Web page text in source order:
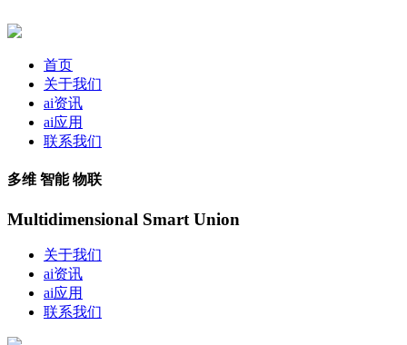
首页
关于我们
ai资讯
ai应用
联系我们
多维 智能 物联
Multidimensional Smart Union
关于我们
ai资讯
ai应用
联系我们